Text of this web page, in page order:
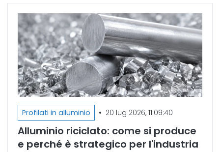
Profilati in alluminio • 20 lug 2026, 11:09:40
Alluminio riciclato: come si produce
e perché è strategico per l'industria